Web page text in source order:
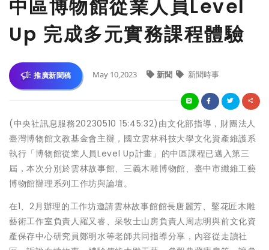
中區博物館從業人員Level
Up 完成多元實務課程體驗
推廣新聞稿 May 10,2023 新聞 新聞時事
(中央社訊息服務20230510 15:45:32)由文化部指導，財團法人
臺灣博物館文教基金會主辦，國立雲林科技大學文化資產維護系
執行「博物館從業人員Level Up計畫」的中區課程已邁入第三
屆，本次分別於雲林故事館、三義木雕博物館、臺中市纖維工藝
博物館辦理系列工作坊與論壇。
在1、2月辦理的工作坊邀請雲林故事館館長唐麗芳、鑿花匠木雕
藝術工作室負責人羅又睿、采牧士山房負責人周志明與前文化資
產保存中心研究員鄭明水等老師共同指導分享，內容從走讀社